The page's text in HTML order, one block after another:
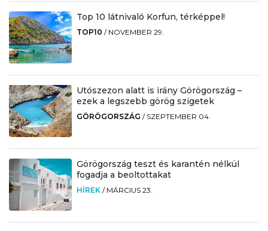
Top 10 látnivaló Korfun, térképpel!
TOP10 / NOVEMBER 29.
Utószezon alatt is irány Görögország –
ezek a legszebb görög szigetek
GÖRÖGORSZÁG / SZEPTEMBER 04.
Görögország teszt és karantén nélkül
fogadja a beoltottakat
HÍREK / MÁRCIUS 23.